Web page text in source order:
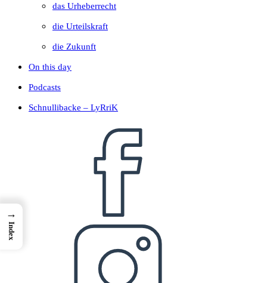
das Urheberrecht
die Urteilskraft
die Zukunft
On this day
Podcasts
Schnullibacke – LyRriK
→
Index